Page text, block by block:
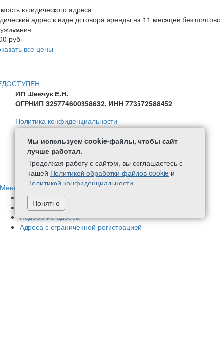
юридического адреса
адрес в виде договора аренды на 11 месяцев без
руб
все цены
ИП Шевчук Е.Н.
ОГРНИП 325774600358632, ИНН 773572588452
Политика конфиденциальности
Политика в отношении обработки персональных данных
Согласие на обработку персональных данных
Политика обработки файлов Cookie
+7 (499) 111-59-08
написать нам
Меню
Адреса в нашей собственности
Немассовые адреса
Недорогие адреса
Адреса с ограниченной регистрацией
Мы используем cookie-файлы, чтобы сайт
лучше работал.
Продолжая работу с сайтом, вы соглашаетесь с
нашей Политикой обработки файлов cookie и
Политикой конфиденциальности.
Понятно